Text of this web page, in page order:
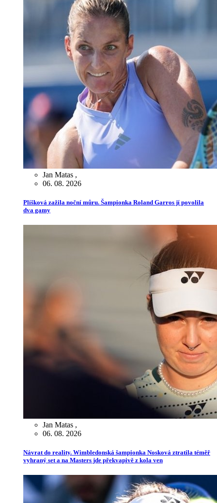
Jan Matas ,
06. 08. 2026
Plíšková zažila noční můru. Šampionka Roland Garros jí povolila
dva gamy
Jan Matas ,
06. 08. 2026
Návrat do reality. Wimbledonská šampionka Nosková ztratila téměř
vyhraný set a na Masters jde překvapivě z kola ven